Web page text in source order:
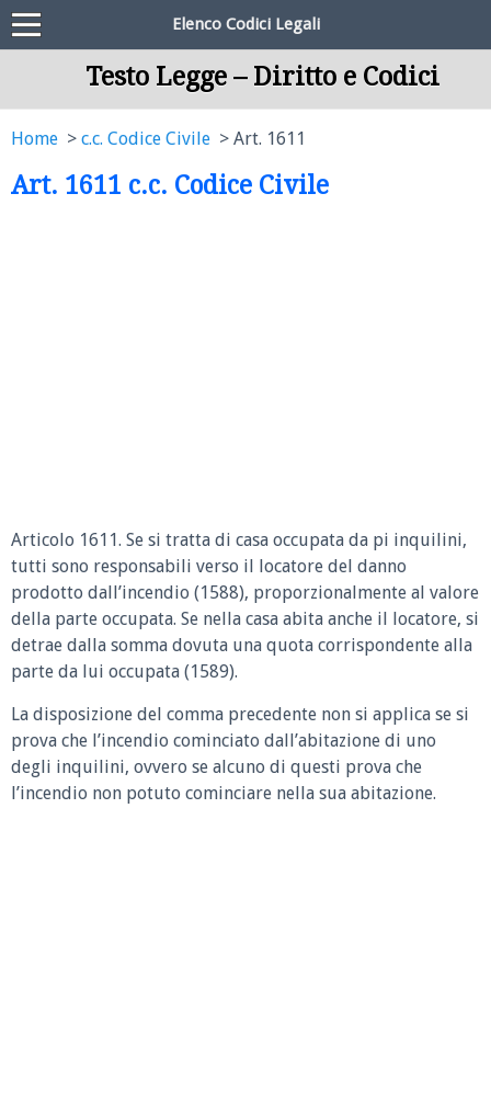
Elenco Codici Legali
Testo Legge – Diritto e Codici
Home c.c. Codice Civile Art. 1611
Art. 1611 c.c. Codice Civile
Articolo 1611. Se si tratta di casa occupata da pi inquilini,
tutti sono responsabili verso il locatore del danno
prodotto dall’incendio (1588), proporzionalmente al valore
della parte occupata. Se nella casa abita anche il locatore, si
detrae dalla somma dovuta una quota corrispondente alla
parte da lui occupata (1589).
La disposizione del comma precedente non si applica se si
prova che l’incendio cominciato dall’abitazione di uno
degli inquilini, ovvero se alcuno di questi prova che
l’incendio non potuto cominciare nella sua abitazione.